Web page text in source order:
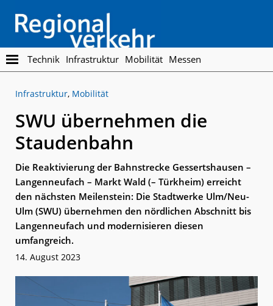
main
content
footer
Regionalverkehr
Die
Fachzeitschrift
den
Personennahverkehr
Technik Infrastruktur Mobilität Messen
Infrastruktur, Mobilität
SWU übernehmen die
Staudenbahn
Die Reaktivierung der Bahnstrecke Gessertshausen –
Langenneufach – Markt Wald (– Türkheim) erreicht
den nächsten Meilenstein: Die Stadtwerke Ulm/Neu-
Ulm (SWU) übernehmen den nördlichen Abschnitt bis
Langenneufach und modernisieren diesen
umfangreich.
14. August 2023